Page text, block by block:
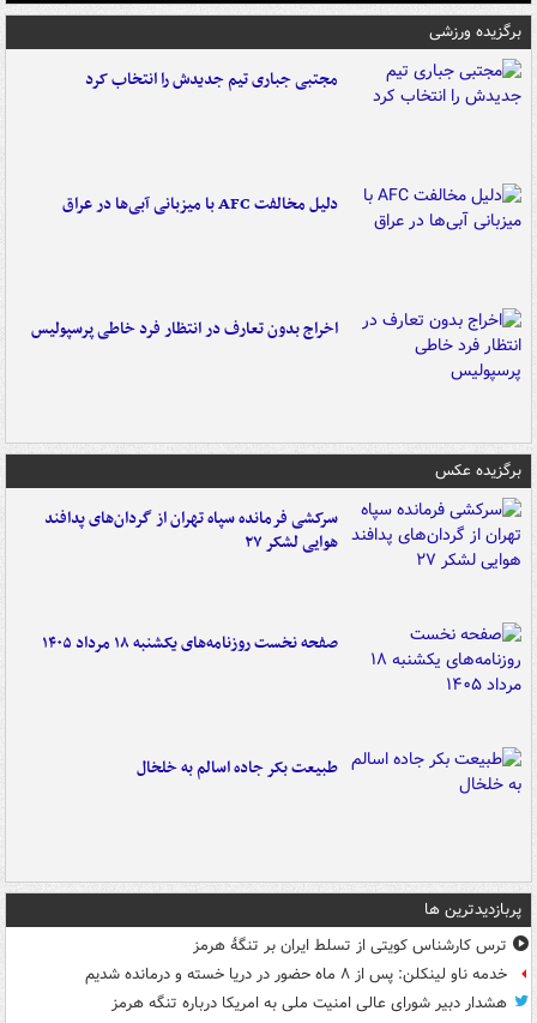
برگزیده ورزشی
مجتبی جباری تیم جدیدش را انتخاب کرد
دلیل مخالفت AFC با میزبانی آبی‌ها در عراق
اخراج بدون تعارف در انتظار فرد خاطی پرسپولیس
برگزیده عکس
سرکشی فرمانده سپاه تهران از گردان‌های پدافند
هوایی لشکر ۲۷
صفحه نخست روزنامه‌های یکشنبه ۱۸ مرداد ۱۴۰۵
طبیعت بکر جاده اسالم به خلخال
پربازدیدترین ها
ترس کارشناس کویتی از تسلط ایران بر تنگۀ هرمز
خدمه ناو لینکلن: پس از ۸ ماه حضور در دریا خسته و درمانده‌ شدیم
هشدار دبیر شورای عالی امنیت ملی به امریکا درباره تنگه هرمز